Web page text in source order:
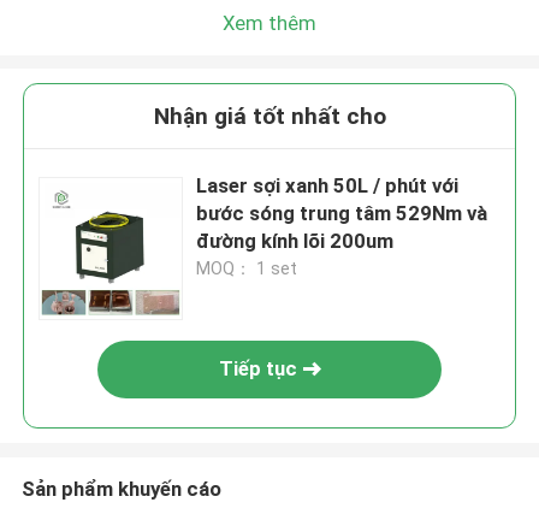
Xem thêm
Nhận giá tốt nhất cho
Laser sợi xanh 50L / phút với
bước sóng trung tâm 529Nm và
đường kính lõi 200um
MOQ： 1 set
Tiếp tục
Sản phẩm khuyến cáo